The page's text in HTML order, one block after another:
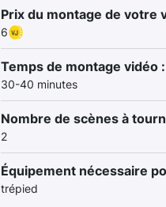
Prix du montage de votre
6
Temps de montage vidéo :
30-40 minutes
Nombre de scènes à
2
Équipement nécessaire
trépied